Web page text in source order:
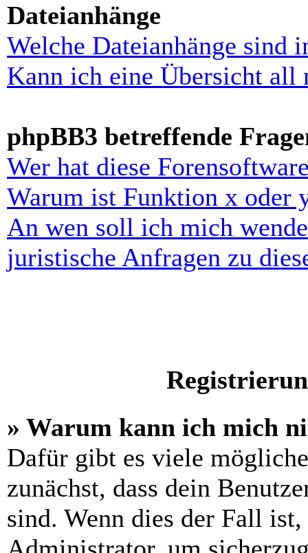
Dateianhänge
Welche Dateianhänge sind
Kann ich eine Übersicht all
phpBB3 betreffende
Wer hat diese
Warum ist Funktion x oder
An wen soll ich mich
juristische Anfragen zu
» Warum kann ich mich
Dafür gibt es viele
zunächst, dass dein
sind. Wenn dies der Fall